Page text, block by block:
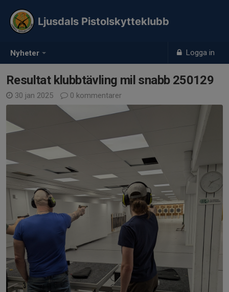
Nyheter Logga in
Ljusdals Pistolskytteklubb
Resultat klubbtävling mil snabb 250129
30 jan 2025 0 kommentarer